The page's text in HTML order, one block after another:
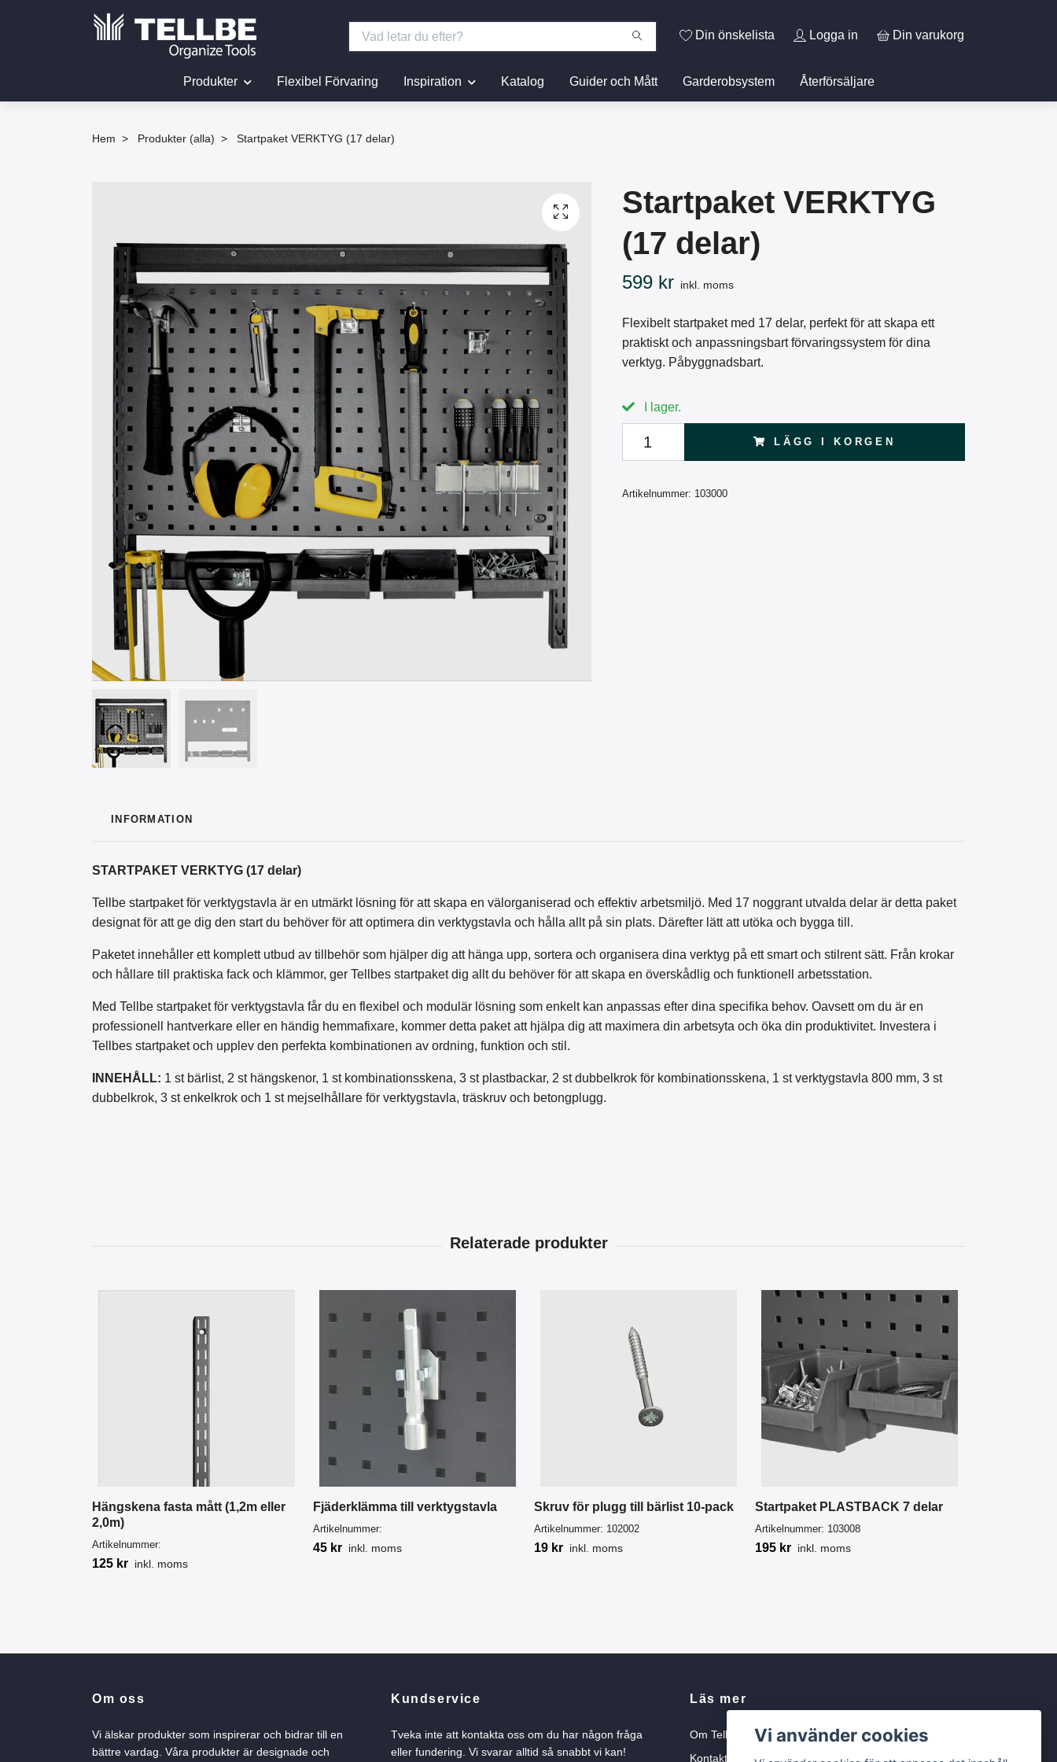
Din önskelista Logga in Din varukorg
Produkter Flexibel Förvaring Inspiration Katalog Guider och Mått Garderobsystem Återförsäljare
Hem Produkter (alla) Startpaket VERKTYG (17 delar)
Startpaket VERKTYG
(17 delar)
599 kr inkl. moms
Flexibelt startpaket med 17 delar, perfekt för att skapa ett
praktiskt och anpassningsbart förvaringssystem för dina
verktyg. Påbyggnadsbart.
I lager.
LÄGG I KORGEN
Artikelnummer: 103000
INFORMATION
STARTPAKET VERKTYG (17 delar)
Tellbe startpaket för verktygstavla är en utmärkt lösning för att skapa en välorganiserad och effektiv arbetsmiljö. Med 17 noggrant utvalda delar är detta paket
designat för att ge dig den start du behöver för att optimera din verktygstavla och hålla allt på sin plats. Därefter lätt att utöka och bygga till.
Paketet innehåller ett komplett utbud av tillbehör som hjälper dig att hänga upp, sortera och organisera dina verktyg på ett smart och stilrent sätt. Från krokar
och hållare till praktiska fack och klämmor, ger Tellbes startpaket dig allt du behöver för att skapa en överskådlig och funktionell arbetsstation.
Med Tellbe startpaket för verktygstavla får du en flexibel och modulär lösning som enkelt kan anpassas efter dina specifika behov. Oavsett om du är en
professionell hantverkare eller en händig hemmafixare, kommer detta paket att hjälpa dig att maximera din arbetsyta och öka din produktivitet. Investera i
Tellbes startpaket och upplev den perfekta kombinationen av ordning, funktion och stil.
INNEHÅLL: 1 stbärlist, 2 st hängskenor, 1 stkombinationsskena, 3 st plastbackar, 2 st dubbelkrok för kombinationsskena, 1 st verktygstavla 800 mm, 3 st
dubbelkrok, 3 st enkelkrok och 1 st mejselhållare för verktygstavla, träskruv och betongplugg.
Hängskena fasta mått (1,2m eller
2,0m)
Artikelnummer:
125 kr inkl. moms
Fjäderklämma till verktygstavla
Artikelnummer:
45 kr inkl. moms
Skruv för plugg till bärlist 10-pack
Artikelnummer: 102002
19 kr inkl. moms
Startpaket PLASTBACK 7 delar
Artikelnummer: 103008
195 kr inkl. moms
Om oss
Vi älskar produkter som inspirerar och bidrar till en
bättre vardag. Våra produkter är designade och
Kundservice
Tveka inte att kontakta oss om du har någon fråga
eller fundering. Vi svarar alltid så snabbt vi kan!
Läs mer
Om Tellbe
Kontakta oss
Vi använder cookies